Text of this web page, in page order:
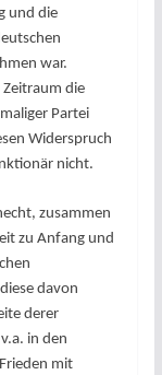
und die
war.
Zeitraum die
Partei
Widerspruch
nicht.
zusammen
zu Anfang und
davon
derer
in den
mit